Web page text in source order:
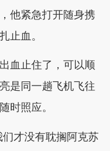
他紧急打开随身携
止血。
止住了，可以顺
是同一趟飞机飞往
时照应。
才没有耽搁阿克苏